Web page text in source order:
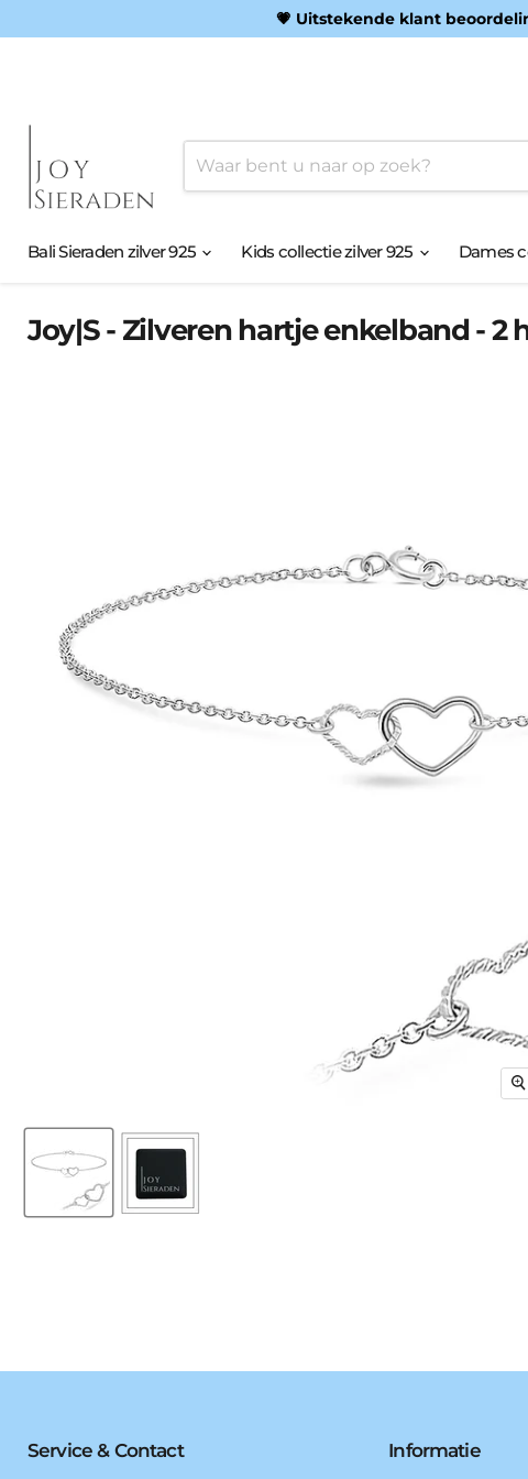
💗 Uitstekende klant
Bali Sieraden zilver 925 Kids collectie zilver 925 Dames
Joy|S - Zilveren hartje enkelband - 2
Service & Contact Informatie